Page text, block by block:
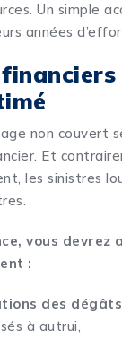
Un simple
années
non couvert
Et
les sinistres
vous devrez
:
des dégâts
à autrui,